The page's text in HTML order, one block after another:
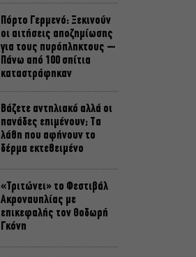
Πόρτο Γερμενό: Ξεκινούν
οι αιτήσεις αποζημίωσης
για τους πυρόπληκτους –
Πάνω από 100 σπίτια
καταστράφηκαν
Βάζετε αντηλιακό αλλά οι
πανάδες επιμένουν; Τα
λάθη που αφήνουν το
δέρμα εκτεθειμένο
«Τριτώνει» το Φεστιβάλ
Ακροναυπλίας με
επικεφαλής τον Θοδωρή
Γκόνη